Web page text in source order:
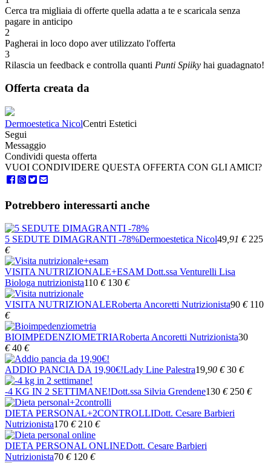
Cerca tra migliaia di offerte quella adatta a te e scaricala senza
pagare in anticipo
2
Pagherai in loco dopo aver utilizzato l'offerta
3
Rilascia un feedback e controlla quanti Punti Spiiky hai guadagnato!
Offerta creata da
Dermoestetica NicolCentri Estetici
Segui
Messaggio
Condividi questa offerta
VUOI CONDIVIDERE QUESTA OFFERTA CON GLI AMICI?
Potrebbero interessarti anche
5 SEDUTE DIMAGRANTI -78%Dermoestetica Nicol49,91 € 225
€
VISITA NUTRIZIONALE+ESAM Dott.ssa Venturelli Lisa
Biologa nutrizionista110 € 130 €
VISITA NUTRIZIONALERoberta Ancoretti Nutrizionista90 € 110
€
BIOIMPEDENZIOMETRIARoberta Ancoretti Nutrizionista30
€ 40 €
ADDIO PANCIA DA 19,90€!Lady Line Palestra19,90 € 30 €
-4 KG IN 2 SETTIMANE!Dott.ssa Silvia Grendene130 € 250 €
DIETA PERSONAL+2CONTROLLIDott. Cesare Barbieri
Nutrizionista170 € 210 €
DIETA PERSONAL ONLINEDott. Cesare Barbieri
Nutrizionista70 € 120 €